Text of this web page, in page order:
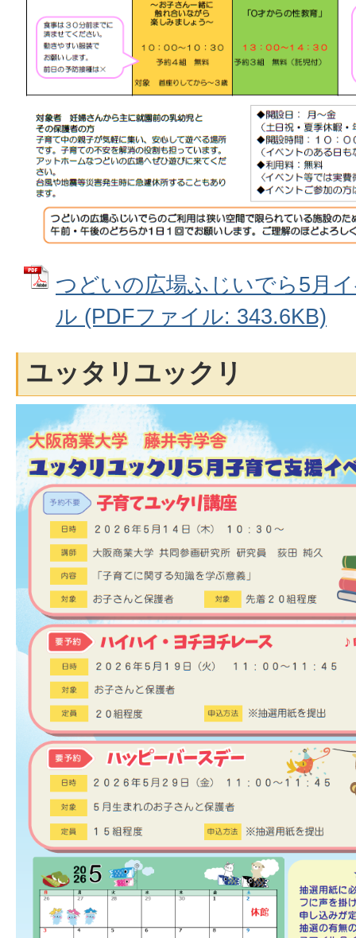
つどいの広場ふじいでら5月
ル (PDFファイル: 343.6KB)
ユッタリユックリ